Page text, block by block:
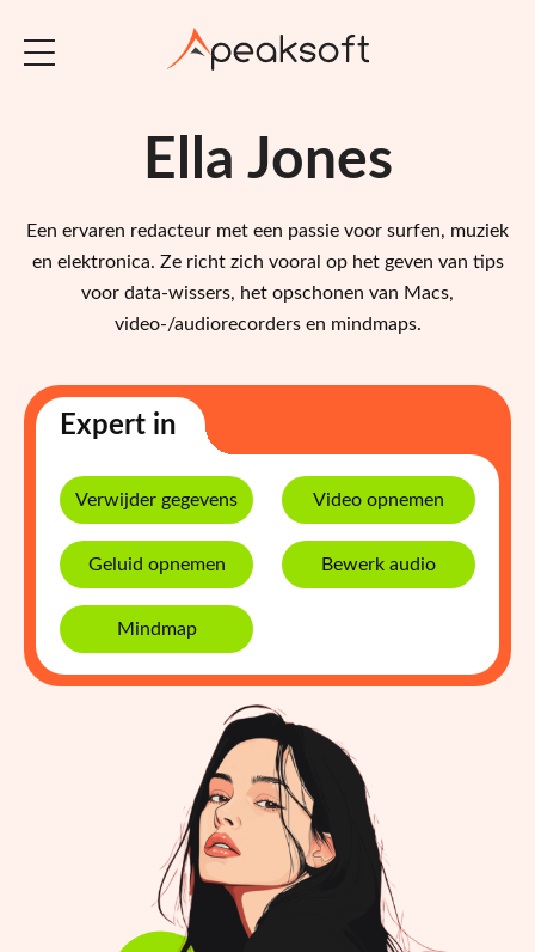
Ella Jones
Een ervaren redacteur met een passie voor surfen, muziek
en elektronica. Ze richt zich vooral op het geven van tips
voor data-wissers, het opschonen van Macs,
video-/audiorecorders en mindmaps.
Expert in
Verwijder gegevens Video opnemen
Geluid opnemen Bewerk audio
Mindmap